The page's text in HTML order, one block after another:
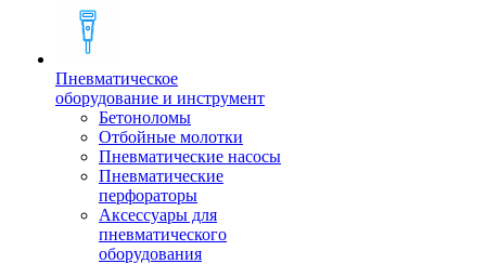
Пневматическое
оборудование и инструмент
Бетоноломы
Отбойные молотки
Пневматические насосы
Пневматические
перфораторы
Аксессуары для
пневматического
оборудования